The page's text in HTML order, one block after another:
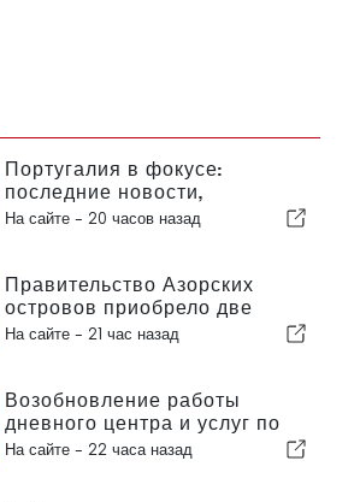
Португалия в фокусе:
последние новости,
актуальные события из мира
заголовки
На сайте - 20 часов назад
Правительство Азорских
островов приобрело две
новые системы для
На сайте - 21 час назад
Возобновление работы
дневного центра и услуг по
оказанию помощи на дому в
На сайте - 22 часа назад